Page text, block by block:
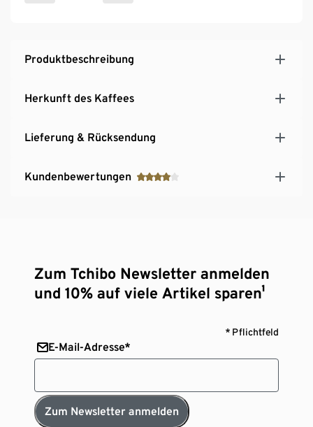
Produktbeschreibung
Herkunft des Kaffees
Lieferung & Rücksendung
Kundenbewertungen
Zum Tchibo Newsletter anmelden
und 10% auf viele Artikel sparen¹
* Pflichtfeld
E-Mail-Adresse*
Zum Newsletter anmelden